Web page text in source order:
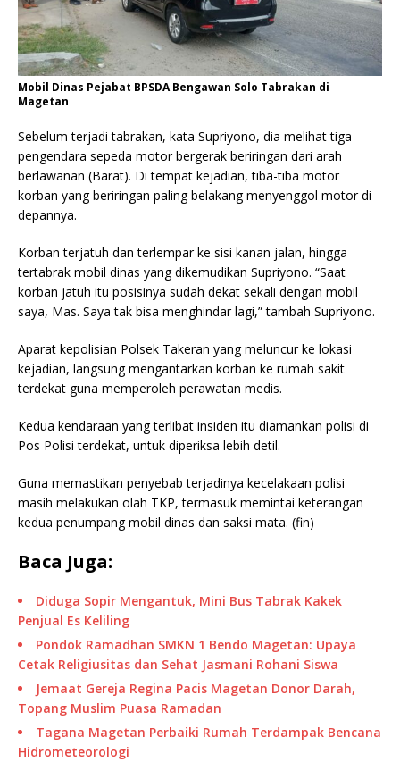
Mobil Dinas Pejabat BPSDA Bengawan Solo Tabrakan di
Magetan
Sebelum terjadi tabrakan, kata Supriyono, dia melihat tiga
pengendara sepeda motor bergerak beriringan dari arah
berlawanan (Barat). Di tempat kejadian, tiba-tiba motor
korban yang beriringan paling belakang menyenggol motor di
depannya.
Korban terjatuh dan terlempar ke sisi kanan jalan, hingga
tertabrak mobil dinas yang dikemudikan Supriyono. “Saat
korban jatuh itu posisinya sudah dekat sekali dengan mobil
saya, Mas. Saya tak bisa menghindar lagi,” tambah Supriyono.
Aparat kepolisian Polsek Takeran yang meluncur ke lokasi
kejadian, langsung mengantarkan korban ke rumah sakit
terdekat guna memperoleh perawatan medis.
Kedua kendaraan yang terlibat insiden itu diamankan polisi di
Pos Polisi terdekat, untuk diperiksa lebih detil.
Guna memastikan penyebab terjadinya kecelakaan polisi
masih melakukan olah TKP, termasuk memintai keterangan
kedua penumpang mobil dinas dan saksi mata. (fin)
Baca Juga:
Diduga Sopir Mengantuk, Mini Bus Tabrak Kakek
Penjual Es Keliling
Pondok Ramadhan SMKN 1 Bendo Magetan: Upaya
Cetak Religiusitas dan Sehat Jasmani Rohani Siswa
Jemaat Gereja Regina Pacis Magetan Donor Darah,
Topang Muslim Puasa Ramadan
Tagana Magetan Perbaiki Rumah Terdampak Bencana
Hidrometeorologi